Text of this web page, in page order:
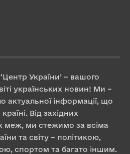
України’ – вашого
українських новин! Ми –
актуальної інформації, що
Від західних
меж, ми стежимо за всіма
та світу – політикою,
спортом та багато іншим.